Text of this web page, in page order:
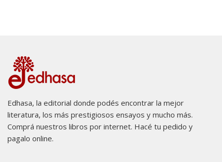
Edhasa, la editorial donde podés encontrar la mejor
literatura, los más prestigiosos ensayos y mucho más.
Comprá nuestros libros por internet. Hacé tu pedido y
pagalo online.